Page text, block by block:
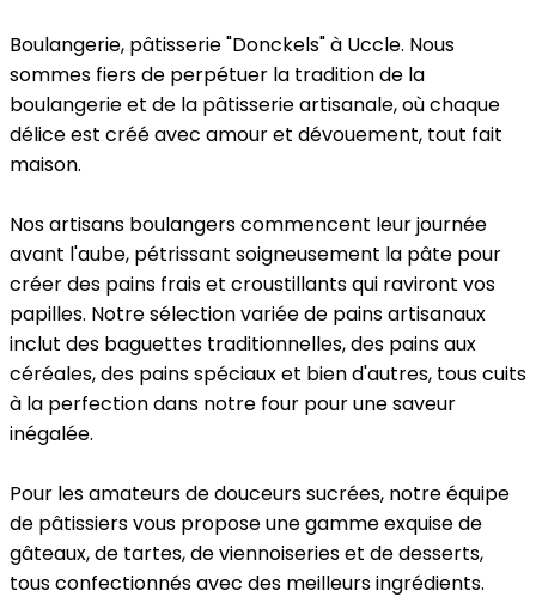
Boulangerie, pâtisserie "Donckels" à Uccle. Nous
sommes fiers de perpétuer la tradition de la
boulangerie et de la pâtisserie artisanale, où chaque
délice est créé avec amour et dévouement, tout fait
maison.
Nos artisans boulangers commencent leur journée
avant l'aube, pétrissant soigneusement la pâte pour
créer des pains frais et croustillants qui raviront vos
papilles. Notre sélection variée de pains artisanaux
inclut des baguettes traditionnelles, des pains aux
céréales, des pains spéciaux et bien d'autres, tous cuits
à la perfection dans notre four pour une saveur
inégalée.
Pour les amateurs de douceurs sucrées, notre équipe
de pâtissiers vous propose une gamme exquise de
gâteaux, de tartes, de viennoiseries et de desserts,
tous confectionnés avec des meilleurs ingrédients.